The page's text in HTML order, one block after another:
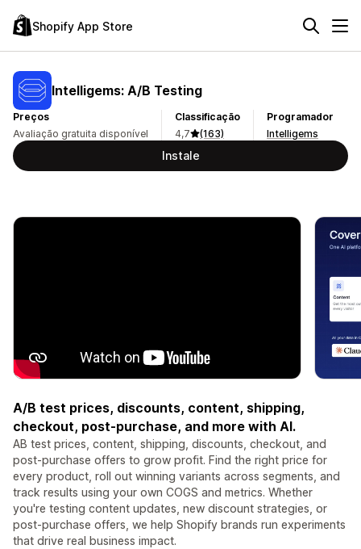
Shopify App Store
Intelligems: A/B Testing
Preços
Avaliação gratuita disponível
Classificação
4,7
(163)
Programador
Intelligems
Instale
A/B test prices, discounts, content, shipping,
checkout, post-purchase, and more with AI.
AB test prices, content, shipping, discounts, checkout, and
post-purchase offers to grow profit. Find the right price for
every product, roll out winning variants across segments, and
track results using your own COGS and metrics. Whether
you're testing content updates, new discount strategies, or
post-purchase offers, we help Shopify brands run experiments
that drive real business impact.